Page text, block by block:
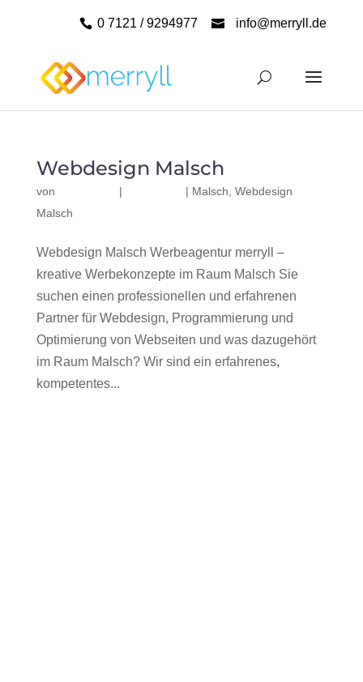
0 7121 / 9294977 info@merryll.de
Webdesign Malsch
von | | Malsch Webdesign
Malsch
Webdesign Malsch Werbeagentur merryll –
kreative Werbekonzepte im Raum Malsch Sie
suchen einen professionellen und erfahrenen
Partner für Webdesign, Programmierung und
Optimierung von Webseiten und was dazugehört
im Raum Malsch? Wir sind ein erfahrenes,
kompetentes...